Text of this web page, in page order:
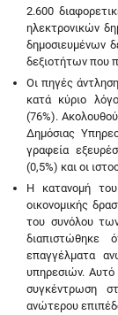
2.600
ηλεκτρονικών
δημοσιευμένων
δεξιοτήτων που
Οι πηγές
κατά κύριο
(76%).
Δημόσιας
γραφεία
(0,5%) και οι
Η κατανομή
οικονομικής
του συνόλου
διαπιστώθηκε
επαγγέλματα
υπηρεσιών.
συγκέντρωση
ανώτερου